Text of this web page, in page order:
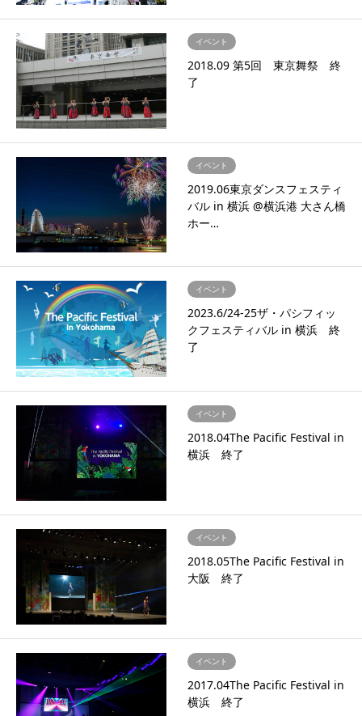
イベント
2018.09 第5回 東京舞祭 終
了
イベント
2019.06東京ダンスフェスティ
バル in 横浜 @横浜港 大さん橋
ホー…
イベント
2023.6/24-25ザ・パシフィッ
クフェスティバル in 横浜 終
了
イベント
2018.04The Pacific Festival in
横浜 終了
イベント
2018.05The Pacific Festival in
大阪 終了
イベント
2017.04The Pacific Festival in
横浜 終了